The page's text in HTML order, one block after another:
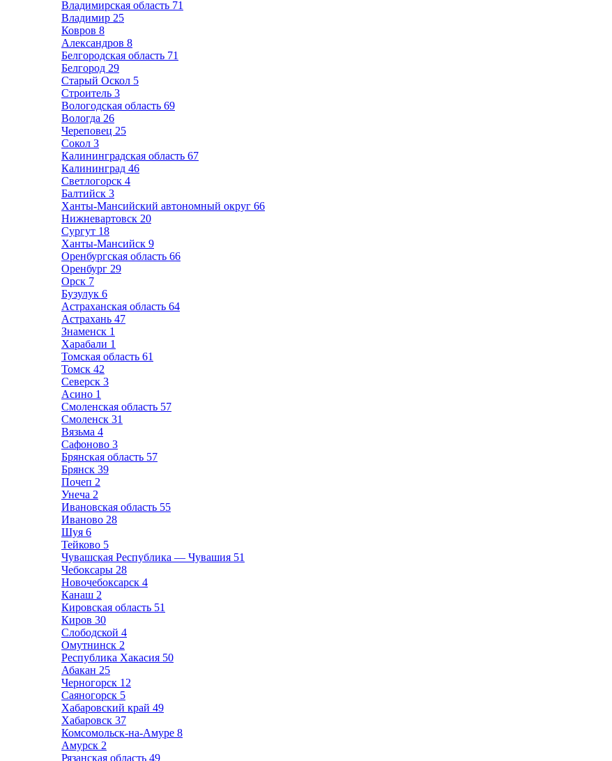
Владимирская область 71
Владимир 25
Ковров 8
Александров 8
Белгородская область 71
Белгород 29
Старый Оскол 5
Строитель 3
Вологодская область 69
Вологда 26
Череповец 25
Сокол 3
Калининградская область 67
Калининград 46
Светлогорск 4
Балтийск 3
Ханты-Мансийский автономный округ 66
Нижневартовск 20
Сургут 18
Ханты-Мансийск 9
Оренбургская область 66
Оренбург 29
Орск 7
Бузулук 6
Астраханская область 64
Астрахань 47
Знаменск 1
Харабали 1
Томская область 61
Томск 42
Северск 3
Асино 1
Смоленская область 57
Смоленск 31
Вязьма 4
Сафоново 3
Брянская область 57
Брянск 39
Почеп 2
Унеча 2
Ивановская область 55
Иваново 28
Шуя 6
Тейково 5
Чувашская Республика — Чувашия 51
Чебоксары 28
Новочебоксарск 4
Канаш 2
Кировская область 51
Киров 30
Слободской 4
Омутнинск 2
Республика Хакасия 50
Абакан 25
Черногорск 12
Саяногорск 5
Хабаровский край 49
Хабаровск 37
Комсомольск-на-Амуре 8
Амурск 2
Рязанская область 49